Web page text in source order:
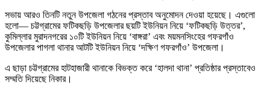
সভায় আরও তিনটি নতুন উপজেলা গঠনের প্রস্তাব অনুমোদন দেওয়া হয়েছে। এগুলো
হলো— চট্টগ্রামের ফটিকছড়ি উপজেলার ছয়টি ইউনিয়ন নিয়ে ‘ফটিকছড়ি উত্তর’,
কুমিল্লার মুরাদনগরের ১০টি ইউনিয়ন নিয়ে ‘বাঙ্গরা’ এবং ময়মনসিংহের গফরগাঁও
উপজেলার পাগলা থানার আটটি ইউনিয়ন নিয়ে ‘দক্ষিণ গফরগাঁও’ উপজেলা।
এ ছাড়া চট্টগ্রামের হাটহাজারী থানাকে বিভক্ত করে ‘হালদা থানা’ প্রতিষ্ঠার প্রস্তাবেও
সম্মতি দিয়েছে নিকার।